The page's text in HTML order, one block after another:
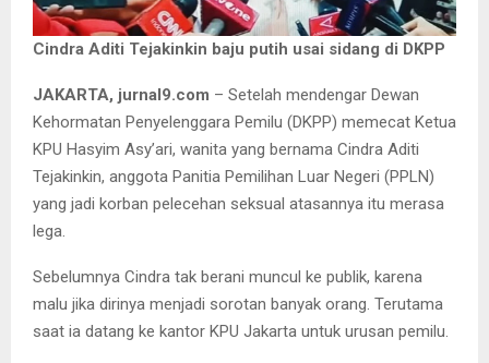
Cindra Aditi Tejakinkin baju putih usai sidang di DKPP
JAKARTA, jurnal9.com – Setelah mendengar Dewan
Kehormatan Penyelenggara Pemilu (DKPP) memecat Ketua
KPU Hasyim Asy’ari, wanita yang bernama Cindra Aditi
Tejakinkin, anggota Panitia Pemilihan Luar Negeri (PPLN)
yang jadi korban pelecehan seksual atasannya itu merasa
lega.
Sebelumnya Cindra tak berani muncul ke publik, karena
malu jika dirinya menjadi sorotan banyak orang. Terutama
saat ia datang ke kantor KPU Jakarta untuk urusan pemilu.